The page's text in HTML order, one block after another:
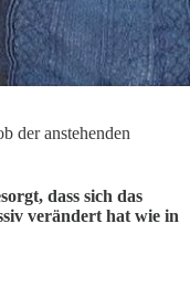
der anstehenden
dass sich das
verändert hat wie in